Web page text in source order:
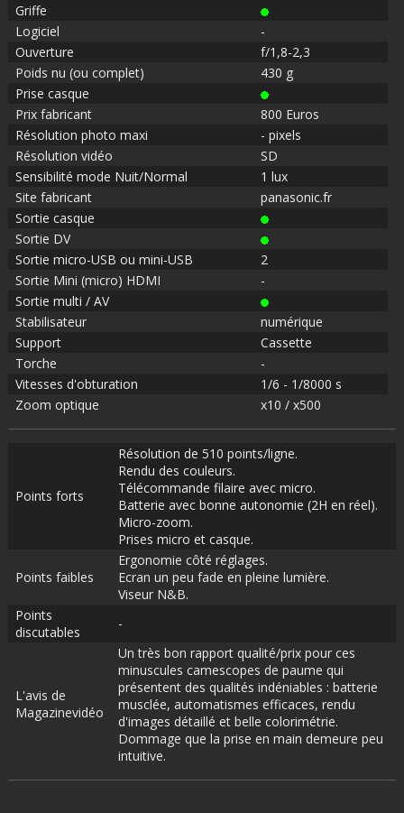
Griffe
Logiciel
-
Ouverture
f/1,8-2,3
Poids nu (ou complet)
430 g
Prise casque
Prix fabricant
800 Euros
Résolution photo maxi
- pixels
Résolution vidéo
SD
Sensibilité mode Nuit/Normal
1 lux
Site fabricant
panasonic.fr
Sortie casque
Sortie DV
Sortie micro-USB ou mini-USB
2
Sortie Mini (micro) HDMI
-
Sortie multi / AV
Stabilisateur
numérique
Support
Cassette
Torche
-
Vitesses d'obturation
1/6 - 1/8000 s
Zoom optique
x10 / x500
Points forts
Résolution de 510 points/ligne.
Rendu des couleurs.
Télécommande filaire avec micro.
Batterie avec bonne autonomie (2H en réel).
Micro-zoom.
Prises micro et casque.
Points faibles
Ergonomie côté réglages.
Ecran un peu fade en pleine lumière.
Viseur N&B.
Points
discutables
-
L'avis de
Magazinevidéo
Un très bon rapport qualité/prix pour ces
minuscules camescopes de paume qui
présentent des qualités indéniables : batterie
musclée, automatismes efficaces, rendu
d'images détaillé et belle colorimétrie.
Dommage que la prise en main demeure peu
intuitive.